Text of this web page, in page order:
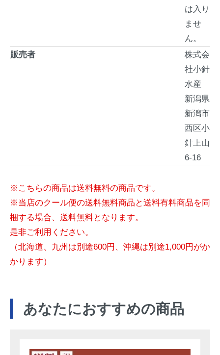
は入り
ませ
ん。
販売者
株式会
社小針
水産
新潟県
新潟市
西区小
針上山
6-16
※こちらの商品は送料無料の商品です。
※当店のクール便の送料無料商品と送料有料商品を同
梱する場合、送料無料となります。
是非ご利用ください。
（北海道、九州は別途600円、沖縄は別途1,000円がか
かります）
あなたにおすすめの商品